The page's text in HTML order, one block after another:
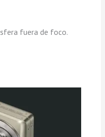
fuera de foco.